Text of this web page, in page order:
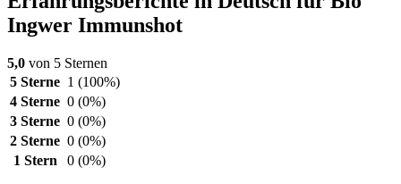
Ingwer Immunshot
5,0 von 5 Sternen
5 Sterne 1 (100%)
4 Sterne 0 (0%)
3 Sterne 0 (0%)
2 Sterne 0 (0%)
1 Stern
0 (0%)